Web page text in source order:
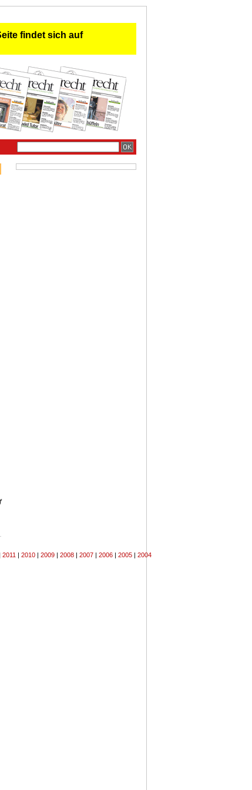
findet sich auf
2011 | 2010 | 2009 | 2008 | 2007 | 2006 | 2005 | 2004